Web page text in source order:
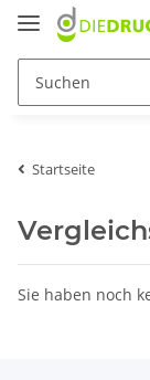
Startseite
Sie haben noch